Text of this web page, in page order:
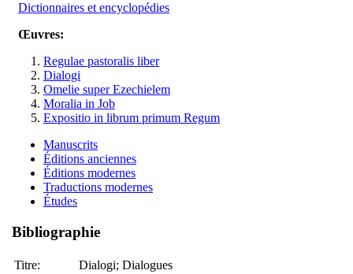
Dictionnaires et encyclopédies
Œuvres:
Regulae pastoralis liber
Dialogi
Omelie super Ezechielem
Moralia in Job
Expositio in librum primum Regum
Manuscrits
Éditions anciennes
Éditions modernes
Traductions modernes
Études
Bibliographie
Titre:
Dialogi; Dialogues